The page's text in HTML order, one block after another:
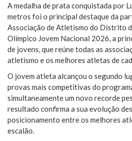
A medalha de prata conquistada por
metros foi o principal destaque da
Associação de Atletismo do Distrito
Olímpico Jovem Nacional 2026, a
de jovens, que reúne todas as
atletismo e os melhores atletas de
O jovem atleta alcançou o segundo
provas mais competitivas do
simultaneamente um novo recorde
resultado confirma a sua evolução
posicionamento entre os melhores
escalão.